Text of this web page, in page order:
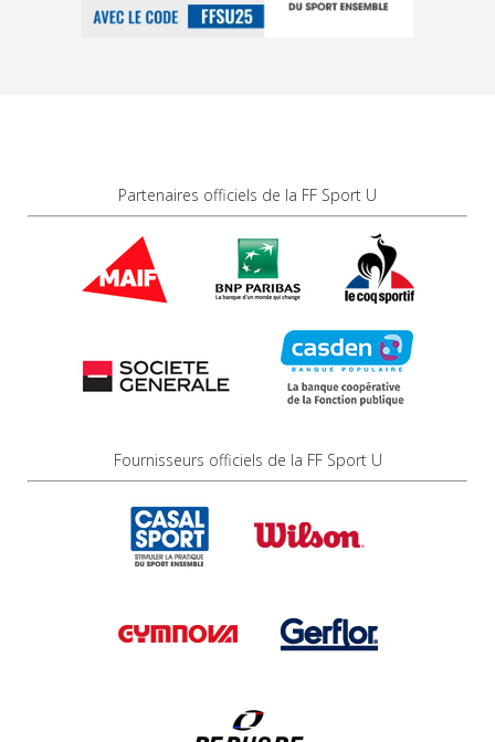
Partenaires officiels de la FF Sport U
Fournisseurs officiels de la FF Sport U